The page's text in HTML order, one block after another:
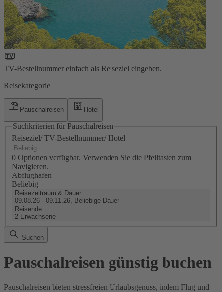
TV-Bestellnummer einfach als Reiseziel eingeben.
Reisekategorie
Pauschalreisen Hotel
Suchkriterien für Pauschalreisen
Reiseziel/ TV-Bestellnummer/ Hotel
0 Optionen verfügbar. Verwenden Sie die Pfeiltasten zum
Navigieren.
Abflughafen
Beliebig
Reisezeitraum & Dauer
09.08.26 - 09.11.26, Beliebige Dauer
Reisende
2 Erwachsene
Suchen
Pauschalreisen günstig buchen
Pauschalreisen bieten stressfreien Urlaubsgenuss, indem Flug und